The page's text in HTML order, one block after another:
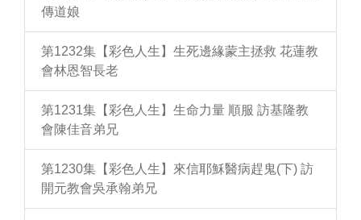
傳道娘
第1232集【彩色人生】生死邊緣蒙主拯救 花蓮教
會林恩智長老
第1231集【彩色人生】生命力量 順服 訪基隆教
會陳佳音弟兄
第1230集【彩色人生】來信耶穌醫病趕鬼(下) 訪
開元教會吳承翰弟兄